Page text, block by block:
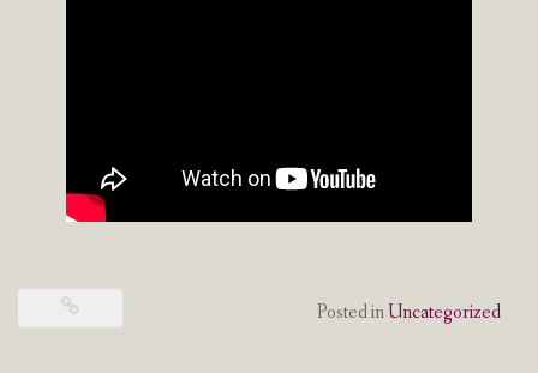
Posted inUncategorized